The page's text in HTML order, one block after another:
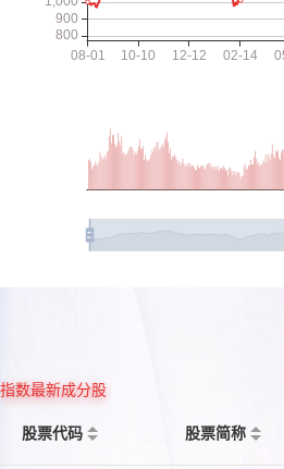
指数最新成分股
股票代码
股票简称